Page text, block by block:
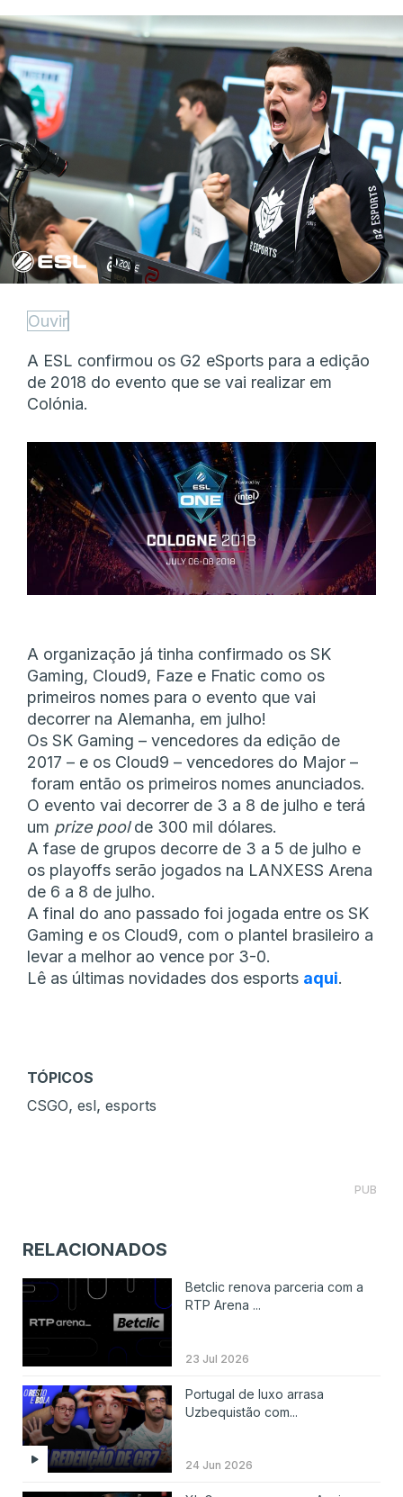
Ouvir
A ESL confirmou os G2 eSports para a edição
de 2018 do evento que se vai realizar em
Colónia.
A organização já tinha confirmado os SK
Gaming, Cloud9, Faze e Fnatic como os
primeiros nomes para o evento que vai
decorrer na Alemanha, em julho!
Os SK Gaming – vencedores da edição de
2017 – e os Cloud9 – vencedores do Major –
foram então os primeiros nomes anunciados.
O evento vai decorrer de 3 a 8 de julho e terá
um prize poolde 300 mil dólares.
A fase de grupos decorre de 3 a 5 de julho e
os playoffs serão jogados na LANXESS Arena
de 6 a 8 de julho.
A final do ano passado foi jogada entre os SK
Gaming e os Cloud9, com o plantel brasileiro a
levar a melhor ao vence por 3-0.
Lê as últimas novidades dos esports aqui.
TÓPICOS
CSGO, esl, esports
PUB
RELACIONADOS
Betclic renova parceria com a
RTP Arena ...
23 Jul 2026
Portugal de luxo arrasa
Uzbequistão com...
24 Jun 2026